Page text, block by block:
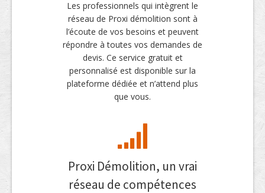
Les professionnels qui intègrent le
réseau de Proxi démolition sont à
l’écoute de vos besoins et peuvent
répondre à toutes vos demandes de
devis. Ce service gratuit et
personnalisé est disponible sur la
plateforme dédiée et n’attend plus
que vous.
Proxi Démolition, un vrai
réseau de compétences